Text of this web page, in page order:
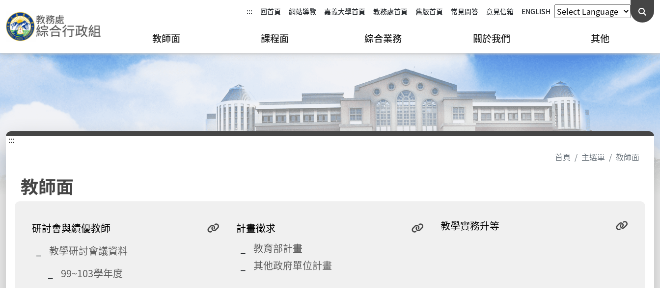
::: 回首頁 網站導覽 嘉義大學首頁 教務處首頁 舊版首頁 常見問答 意見信箱 ENGLISH
教師面 課程面 綜合業務 關於我們 其他
:::
首頁
主選單 教師面
教師面
研討會與績優教師
教學研討會議資料
99~103學年度
計畫徵求
教育部計畫
其他政府單位計畫
教學實務升等